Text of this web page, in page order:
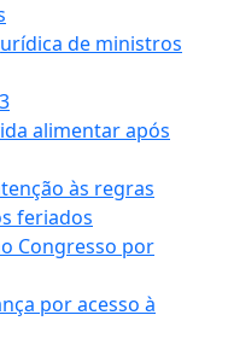
de ministros
alimentar após
às regras
feriados
Congresso por
por acesso à